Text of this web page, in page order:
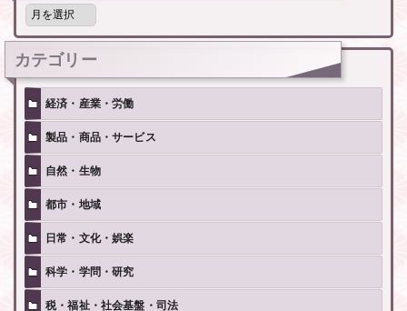
記
事
カテゴリー
経済・産業・労働
製品・商品・サービス
自然・生物
都市・地域
日常・文化・娯楽
科学・学問・研究
税・福祉・社会基盤・司法